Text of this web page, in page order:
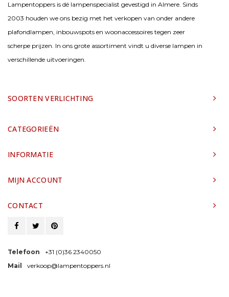
Lampentoppers is dé lampenspecialist gevestigd in Almere. Sinds
2003 houden we ons bezig met het verkopen van onder andere
plafondlampen, inbouwspots en woonaccessoires tegen zeer
scherpe prijzen. In ons grote assortiment vindt u diverse lampen in
verschillende uitvoeringen.
SOORTEN VERLICHTING
CATEGORIEËN
INFORMATIE
MIJN ACCOUNT
CONTACT
Telefoon
+31 (0)36 2340050
Mail
verkoop@lampentoppers.nl